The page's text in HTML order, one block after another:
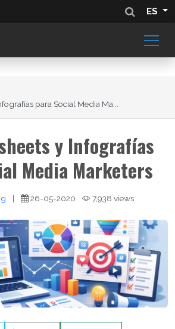
ES
para Social Media Ma...
y Infografías
Media Marketers
| 26-05-2020 7,938 views